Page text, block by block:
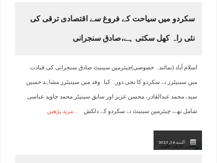
سکردو میں سیاحت کے فروغ سے اقتصادی ترقی کی
نئی راہ کھل سکتی ہے،صادق سنجرانی
اسلام آباد (نمائندہ خصوصی)چیئرمین سینیٹ صادق سنجرانی کی قیادت
میں سینیٹرز نے سکردو کا نجی دورہ کیا۔وفد میں سینیٹرز مشاہد حسین
سید، محمد عبدالقادر، محسن عزیز اور سابق سینیٹر محمد جاوید عباسی
شامل تھے، چیئرمین سینیٹ نے سکردو کے دلکش مزید پڑھیں
اگست 14, 2023